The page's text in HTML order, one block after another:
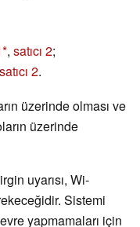
, satıcı 2;
satıcı 2.
üzerinde olması ve
üzerinde
uyarısı, Wi-
Sistemi
yapmamaları için